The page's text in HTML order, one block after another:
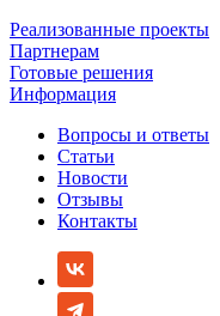
Реализованные проекты
Партнерам
Готовые решения
Информация
Вопросы и ответы
Статьи
Новости
Отзывы
Контакты